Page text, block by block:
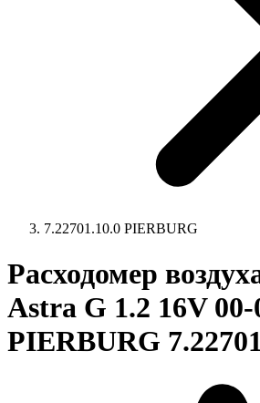
7.22701.10.0 PIERBURG
Расходомер
Astra G 1.2 16V 00-
PIERBURG